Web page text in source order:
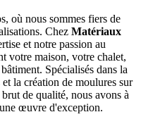
où nous sommes fiers de
Chez Matériaux
et notre passion au
votre maison, votre chalet,
Spécialisés dans la
la création de moulures sur
de qualité, nous avons à
œuvre d'exception.